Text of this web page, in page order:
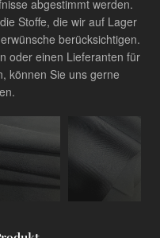
abgestimmt werden.
Stoffe, die wir auf Lager
berücksichtigen.
oder einen Lieferanten für
können Sie uns gerne